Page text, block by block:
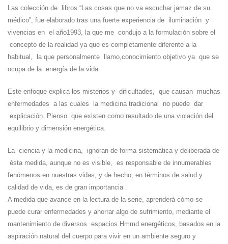
Las colección de libros “Las cosas que no va escuchar jamaz de su
médico”, fue elaborado tras una fuerte experiencia de iluminación y
vivencias en el año1993, la que me condujo a la formulación sobre el
concepto de la realidad ya que es completamente diferente a la
habitual, la que personalmente llamo,conocimiento objetivo ya que se
ocupa de la energía de la vida.
Este enfoque explica los misterios y dificultades, que causan muchas
enfermedades a las cuales la medicina tradicional no puede dar
explicación. Pienso que existen como resultado de una violación del
equilibrio y dimensión energética.
La ciencia y la medicina, ignoran de forma sistemática y deliberada de
ésta medida, aunque no es visible, es responsable de innumerables
fenómenos en nuestras vidas, y de hecho, en términos de salud y
calidad de vida, es de gran importancia .
A medida que avance en la lectura de la serie, aprenderá cómo se
puede curar enfermedades y ahorrar algo de sufrimiento, mediante el
mantenimiento de diversos espacios Hmmd energéticos, basados en la
aspiración natural del cuerpo para vivir en un ambiente seguro y